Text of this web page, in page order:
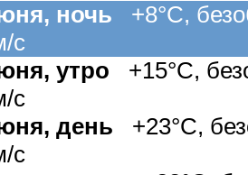
ночь +8°C,
с
утро +15°C,
с
день +23°C,
с